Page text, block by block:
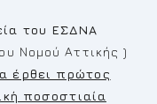
του ΕΣΔΝΑ
Νομού Αττικής )
έρθει πρώτος
ποσοστιαία